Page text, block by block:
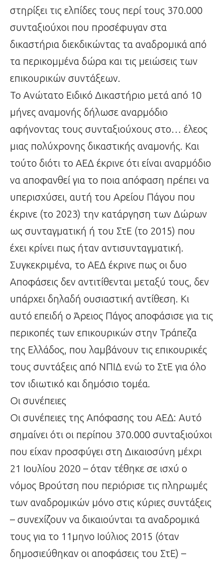
στηρίξει τις ελπίδες τους περί τους 370.000
συνταξιούχοι που προσέφυγαν στα
δικαστήρια διεκδικώντας τα αναδρομικά από
τα περικομμένα δώρα και τις μειώσεις των
επικουρικών συντάξεων.
Το Ανώτατο Ειδικό Δικαστήριο μετά από 10
μήνες αναμονής δήλωσε αναρμόδιο
αφήνοντας τους συνταξιούχους στο… έλεος
μιας πολύχρονης δικαστικής αναμονής. Και
τούτο διότι το ΑΕΔ έκρινε ότι είναι αναρμόδιο
να αποφανθεί για το ποια απόφαση πρέπει να
υπερισχύσει, αυτή του Αρείου Πάγου που
έκρινε (το 2023) την κατάργηση των Δώρων
ως συνταγματική ή του ΣτΕ (το 2015) που
έχει κρίνει πως ήταν αντισυνταγματική.
Συγκεκριμένα, το ΑΕΔ έκρινε πως οι δυο
Αποφάσεις δεν αντιτίθενται μεταξύ τους, δεν
υπάρχει δηλαδή ουσιαστική αντίθεση. Κι
αυτό επειδή ο Άρειος Πάγος αποφάσισε για τις
περικοπές των επικουρικών στην Τράπεζα
της Ελλάδος, που λαμβάνουν τις επικουρικές
τους συντάξεις από ΝΠΙΔ ενώ το ΣτΕ για όλο
τον ιδιωτικό και δημόσιο τομέα.
Οι συνέπειες
Οι συνέπειες της Απόφασης του ΑΕΔ: Αυτό
σημαίνει ότι οι περίπου 370.000 συνταξιούχοι
που είχαν προσφύγει στη Δικαιοσύνη μέχρι
21 Ιουλίου 2020 – όταν τέθηκε σε ισχύ ο
νόμος Βρούτση που περιόρισε τις πληρωμές
των αναδρομικών μόνο στις κύριες συντάξεις
– συνεχίζουν να δικαιούνται τα αναδρομικά
τους για το 11μηνο Ιούλιος 2015 (όταν
δημοσιεύθηκαν οι αποφάσεις του ΣτΕ) –